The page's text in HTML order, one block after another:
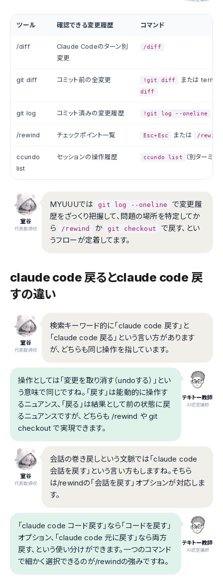
ツール 確認できる変更履歴 コマンド
/diff
Claude Codeのターン別
変更
/diff
git diff コミット前の全変更 !git diff または
diff
git log コミット済みの変更履歴 !git log --oneline
/rewind チェックポイント一覧 Esc+Esc または /rewind
ccundo
list
セッションの操作履歴 ccundo list （別ターミナ
室谷
代表取締役
MYUUUでは git log --oneline
で変更履
歴をざっくり把握して、問題の場所を特定してか
ら
/rewind か git checkout
で戻す、とい
うフローが定着してます。
claude code 戻るとclaude code 戻
すの違い
室谷
代表取締役
検索キーワード的に「claude code 戻す」と
「claude code 戻る」という言い方があります
が、どちらも同じ操作を指しています。
テキトー教師
.AI認定講師
操作としては「変更を取り消す（undoする）」とい
う意味で同じですね。「戻す」は能動的に操作す
るニュアンス、「戻る」は結果として前の状態に戻
るニュアンスですが、どちらも /rewind や git
checkout で実現できます。
室谷
代表取締役
会話の巻き戻しという文脈では「claude code
会話を戻す」という言い方もしますね。そちら
は/rewindの「会話を戻す」オプションが対応しま
す。
テキトー教師
.AI認定講師
「claude code コード戻す」なら「コードを戻す」
オプション、「claude code 元に戻す」なら両方
戻す、という使い分けができます。一つのコマンド
で細かく選択できるのが/rewindの強みですね。